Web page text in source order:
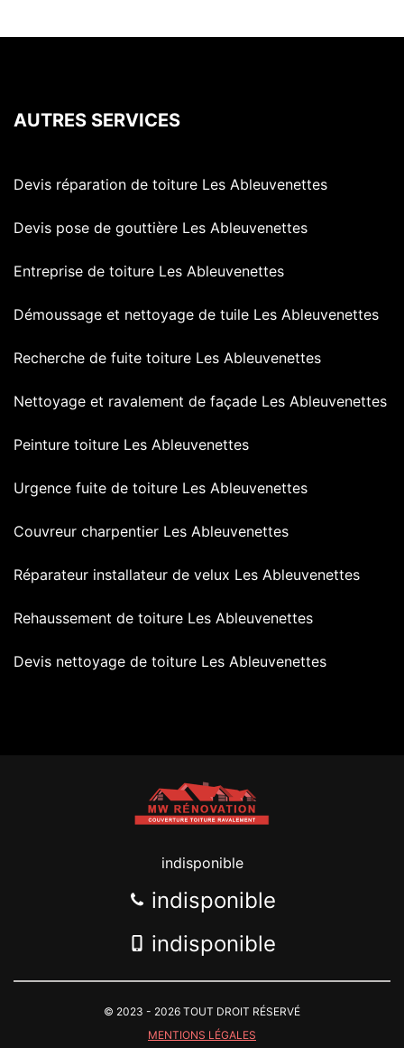
AUTRES SERVICES
Devis réparation de toiture Les Ableuvenettes
Devis pose de gouttière Les Ableuvenettes
Entreprise de toiture Les Ableuvenettes
Démoussage et nettoyage de tuile Les Ableuvenettes
Recherche de fuite toiture Les Ableuvenettes
Nettoyage et ravalement de façade Les Ableuvenettes
Peinture toiture Les Ableuvenettes
Urgence fuite de toiture Les Ableuvenettes
Couvreur charpentier Les Ableuvenettes
Réparateur installateur de velux Les Ableuvenettes
Rehaussement de toiture Les Ableuvenettes
Devis nettoyage de toiture Les Ableuvenettes
indisponible
indisponible
indisponible
© 2023 - 2026 TOUT DROIT RÉSERVÉ
MENTIONS LÉGALES